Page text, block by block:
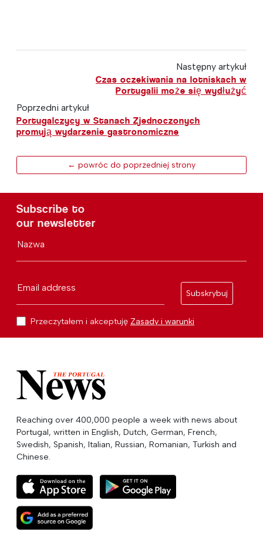
Następny artykuł
Czas oczekiwania na lotniskach w
Portugalii może się wydłużyć
Poprzedni artykuł
Portugalczycy w Stanach Zjednoczonych
promują wydarzenie gastronomiczne
← powróc do poprzedniej strony
Subscribe to
our newsletter
Nazwa
Email address
Subskrybuj
Przeczytałem i akceptuję Zasady i warunki
Reaching over 400,000 people a week with news about
Portugal, written in English, Dutch, German, French,
Swedish, Spanish, Italian, Russian, Romanian, Turkish and
Chinese.